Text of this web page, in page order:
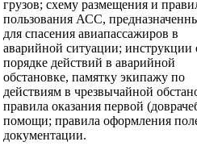
грузов; схему размещения и
пользования АСС,
для спасения авиапассажиров в
аварийной ситуации; инструкции
порядке действий в аварийной
обстановке, памятку экипажу по
действиям в чрезвычайной
правила оказания первой
помощи; правила оформления
документации.